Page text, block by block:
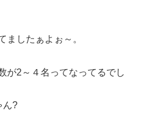
ましたぁよぉ～。
が2～４名ってなってるでし
ん?